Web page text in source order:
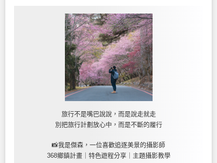
旅行不是嘴巴說說，而是說走就走
別把旅行計劃放心中，而是不斷的履行
📸我是傑森，一位喜歡追逐美景的攝影師
368鄉鎮計畫｜特色遊程分享｜主題攝影教學